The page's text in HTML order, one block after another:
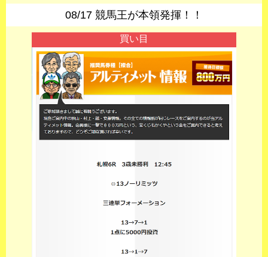
08/17 競馬王が本領発揮！！
買い目